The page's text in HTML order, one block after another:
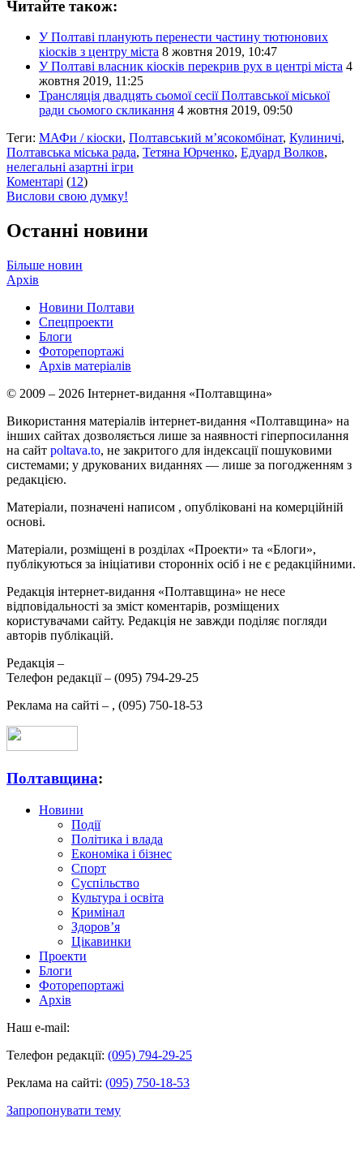
Читайте також:
У Полтаві планують перенести частину тютюнових
кіосків з центру міста 8 жовтня 2019, 10:47
У Полтаві власник кіосків перекрив рух в центрі міста 4
жовтня 2019, 11:25
Трансляція двадцять сьомої сесії Полтавської міської
ради сьомого скликання 4 жовтня 2019, 09:50
Теги: МАФи / кіоски, Полтавський м’ясокомбінат, Кулиничі,
Полтавська міська рада, Тетяна Юрченко, Едуард Волков,
нелегальні азартні ігри
Коментарі (12)
Вислови свою думку!
Останні новини
Більше новин
Архів
Новини Полтави
Спецпроекти
Блоги
Фоторепортажі
Архів матеріалів
© 2009 – 2026 Інтернет-видання «Полтавщина»
Використання матеріалів інтернет-видання «Полтавщина» на
інших сайтах дозволяється лише за наявності гіперпосилання
на сайт poltava.to, не закритого для індексації пошуковими
системами; у друкованих виданнях — лише за погодженням з
редакцією.
Матеріали, позначені написом , опубліковані на комерційній
основі.
Матеріали, розміщені в розділах «Проекти» та «Блоги»,
публікуються за ініціативи сторонніх осіб і не є редакційними.
Редакція інтернет-видання «Полтавщина» не несе
відповідальності за зміст коментарів, розміщених
користувачами сайту. Редакція не завжди поділяє погляди
авторів публікацій.
Редакція –
Телефон редакції – (095) 794-29-25
Реклама на сайті – , (095) 750-18-53
Полтавщина:
Новини
Події
Політика і влада
Економіка і бізнес
Спорт
Суспільство
Культура і освіта
Кримінал
Здоров’я
Цікавинки
Проекти
Блоги
Фоторепортажі
Архів
Наш e-mail:
Телефон редакції: (095) 794-29-25
Реклама на сайті: (095) 750-18-53
Запропонувати тему